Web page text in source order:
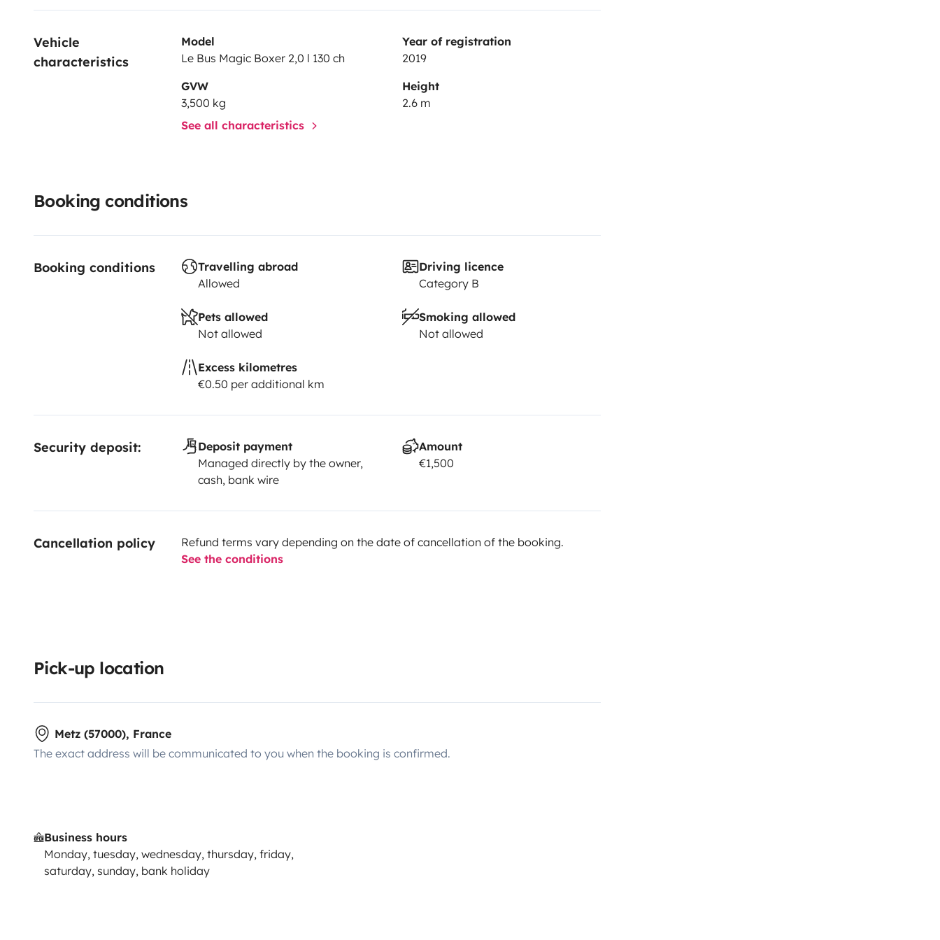
Vehicle
characteristics
Model
Le Bus Magic Boxer 2,0 l 130 ch
Year of registration
2019
GVW
3,500 kg
Height
2.6 m
See all characteristics
Booking conditions
Booking conditions
Travelling abroad
Allowed
Driving licence
Category B
Pets allowed
Not allowed
Smoking allowed
Not allowed
Excess kilometres
€0.50 per additional km
Security deposit:
Deposit payment
Managed directly by the owner,
cash, bank wire
Amount
€1,500
Cancellation policy
Refund terms vary depending on the date of cancellation of the booking.
See the conditions
Pick-up location
Metz (57000), France
The exact address will be communicated to you when the booking is confirmed.
Business hours
Monday, tuesday, wednesday, thursday, friday,
saturday, sunday, bank holiday